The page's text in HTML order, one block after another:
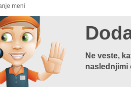
meni
Ne veste,
naslednjimi